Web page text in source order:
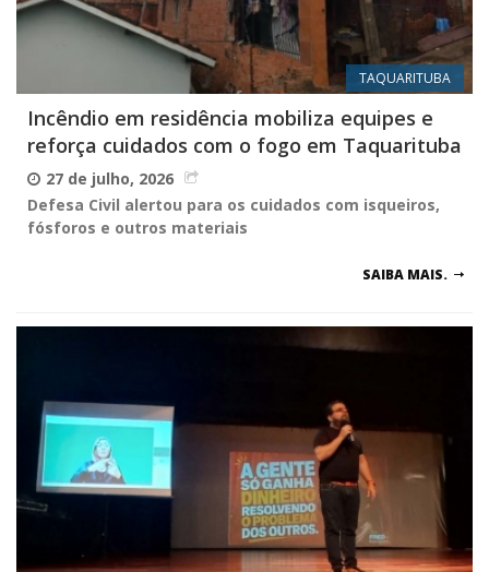
TAQUARITUBA
Incêndio em residência mobiliza equipes e
reforça cuidados com o fogo em Taquarituba
27 de julho, 2026
Defesa Civil alertou para os cuidados com isqueiros,
fósforos e outros materiais
SAIBA MAIS.